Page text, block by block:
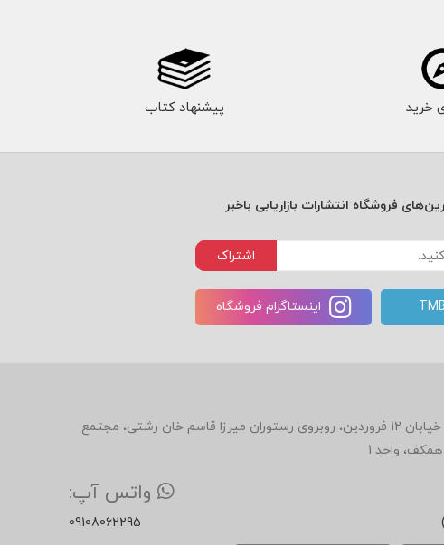
خرید پیشنهاد کتاب
فروشگاه انتشارات بازاریابی باخبر
اشتراک
اینستاگرام فروشگاه
میدان انقلاب، ابتدای خیابان 12 فروردین، روبروی رستوران میرزا قاسم خان رشتی، مجتمع
واحد 1
واتس آپ:
09108062295